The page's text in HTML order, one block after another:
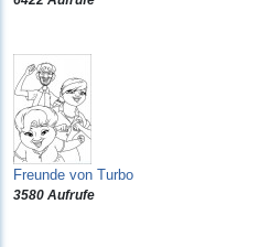
Freunde von Turbo
3580 Aufrufe